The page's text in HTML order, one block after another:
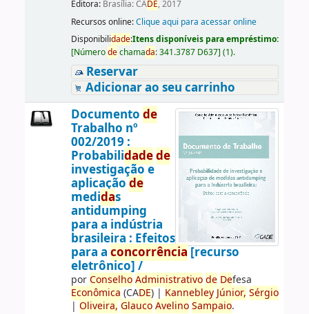
Editora: Brasília: CADE, 2017
Recursos online:Clique aqui para acessar online
Disponibilidade:Itens disponíveis para empréstimo:
[Númerodechamada:341.3787 D637] (1).
Reservar
Adicionar ao seu carrinho
Documento de
Trabalho nº
002/2019 :
Probabilidadede
investigação e
aplicação de
medidas
antidumping
para a indústria
brasileira : Efeitos
para a concorrência [recurso
eletrônico] /
porConselho Administrativo de Defesa
Econômica (CADE)| Kannebley Júnior, Sérgio
| Oliveira, Glauco Avelino Sampaio.